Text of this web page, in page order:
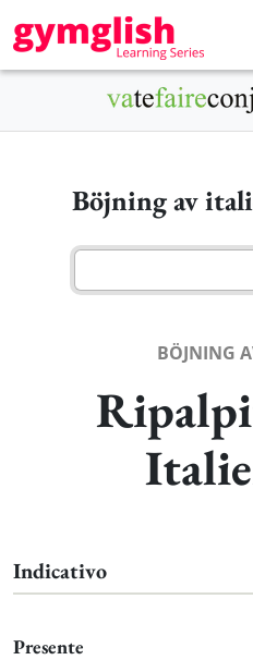
Böjning av
BÖJNING
Indicativo
Presente